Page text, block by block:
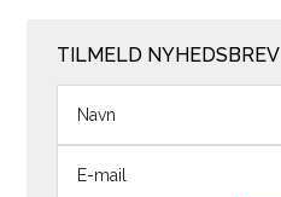
TILMELD NYHEDSBREV